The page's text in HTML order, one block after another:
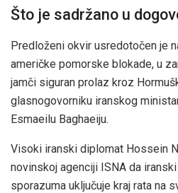
Što je sadržano u
Predloženi okvir usredotočen je
američke pomorske blokade, u
jamči siguran prolaz kroz
glasnogovorniku iranskog
Esmaeilu Baghaeiju.
Visoki iranski diplomat Hossein
novinskoj agenciji ISNA da
sporazuma uključuje kraj rata na